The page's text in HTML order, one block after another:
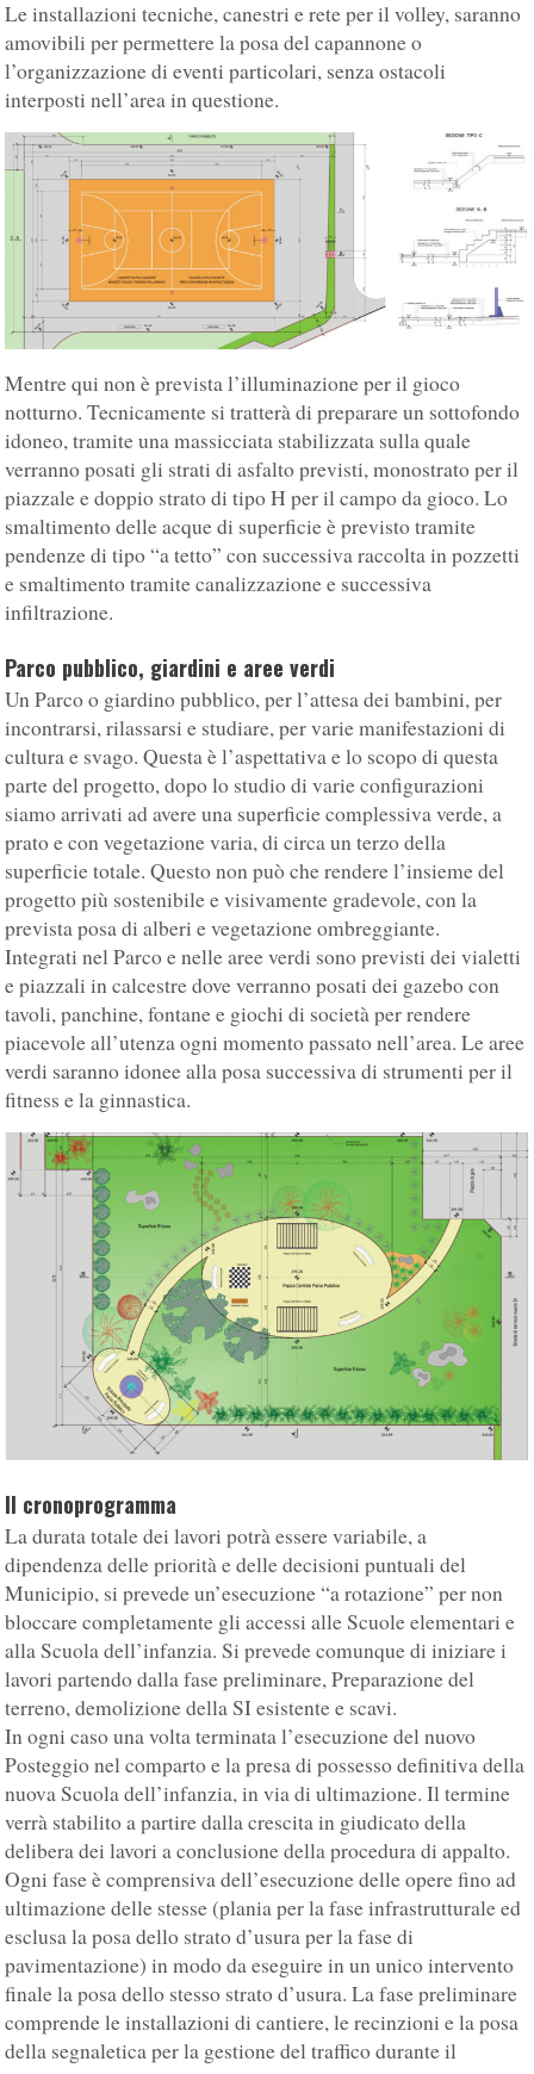
Le installazioni tecniche, canestri e rete per il volley, saranno
amovibili per permettere la posa del capannone o
l’organizzazione di eventi particolari, senza ostacoli
interposti nell’area in questione.
Mentre qui non è prevista l’illuminazione per il gioco
notturno. Tecnicamente si tratterà di preparare un sottofondo
idoneo, tramite una massicciata stabilizzata sulla quale
verranno posati gli strati di asfalto previsti, monostrato per il
piazzale e doppio strato di tipo H per il campo da gioco. Lo
smaltimento delle acque di superficie è previsto tramite
pendenze di tipo “a tetto” con successiva raccolta in pozzetti
e smaltimento tramite canalizzazione e successiva
infiltrazione.
Parco pubblico, giardini e aree verdi
Un Parco o giardino pubblico, per l’attesa dei bambini, per
incontrarsi, rilassarsi e studiare, per varie manifestazioni di
cultura e svago. Questa è l’aspettativa e lo scopo di questa
parte del progetto, dopo lo studio di varie configurazioni
siamo arrivati ad avere una superficie complessiva verde, a
prato e con vegetazione varia, di circa un terzo della
superficie totale. Questo non può che rendere l’insieme del
progetto più sostenibile e visivamente gradevole, con la
prevista posa di alberi e vegetazione ombreggiante.
Integrati nel Parco e nelle aree verdi sono previsti dei vialetti
e piazzali in calcestre dove verranno posati dei gazebo con
tavoli, panchine, fontane e giochi di società per rendere
piacevole all’utenza ogni momento passato nell’area. Le aree
verdi saranno idonee alla posa successiva di strumenti per il
fitness e la ginnastica.
Il cronoprogramma
La durata totale dei lavori potrà essere variabile, a
dipendenza delle priorità e delle decisioni puntuali del
Municipio, si prevede un’esecuzione “a rotazione” per non
bloccare completamente gli accessi alle Scuole elementari e
alla Scuola dell’infanzia. Si prevede comunque di iniziare i
lavori partendo dalla fase preliminare, Preparazione del
terreno, demolizione della SI esistente e scavi.
In ogni caso una volta terminata l’esecuzione del nuovo
Posteggio nel comparto e la presa di possesso definitiva della
nuova Scuola dell’infanzia, in via di ultimazione. Il termine
verrà stabilito a partire dalla crescita in giudicato della
delibera dei lavori a conclusione della procedura di appalto.
Ogni fase è comprensiva dell’esecuzione delle opere fino ad
ultimazione delle stesse (plania per la fase infrastrutturale ed
esclusa la posa dello strato d’usura per la fase di
pavimentazione) in modo da eseguire in un unico intervento
finale la posa dello stesso strato d’usura. La fase preliminare
comprende le installazioni di cantiere, le recinzioni e la posa
della segnaletica per la gestione del traffico durante il